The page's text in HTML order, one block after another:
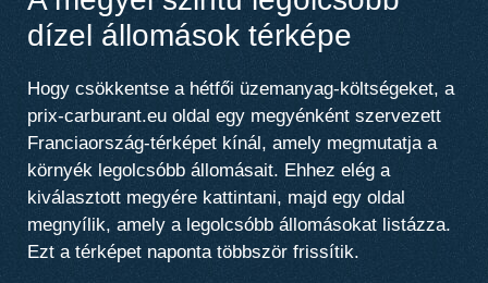
dízel állomások térképe
Hogy csökkentse a hétfői üzemanyag-költségeket, a
prix-carburant.eu oldal egy megyénként szervezett
Franciaország-térképet kínál, amely megmutatja a
környék legolcsóbb állomásait. Ehhez elég a
kiválasztott megyére kattintani, majd egy oldal
megnyílik, amely a legolcsóbb állomásokat listázza.
Ezt a térképet naponta többször frissítik.